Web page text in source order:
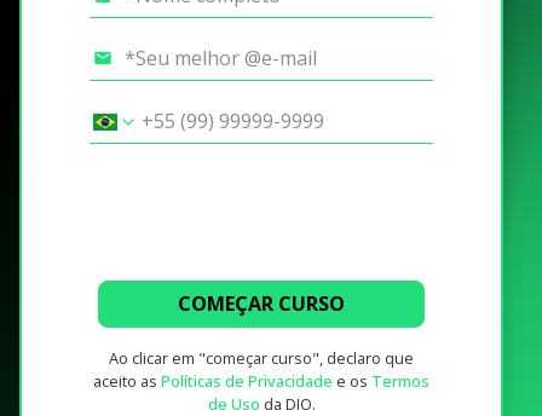
COMEÇAR CURSO
Ao clicar em "começar curso", declaro que
aceito as Políticas de Privacidade e os Termos
de Uso da DIO.